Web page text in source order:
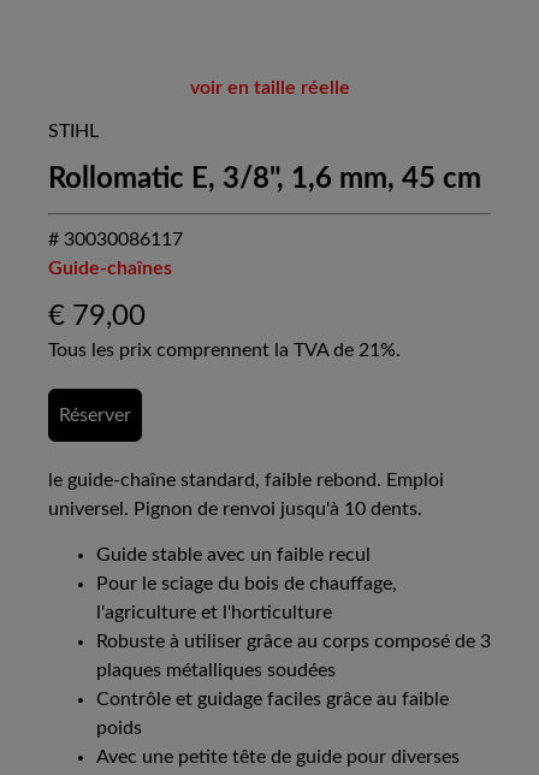
voir en taille réelle
STIHL
Rollomatic E, 3/8", 1,6 mm, 45 cm
# 30030086117
Guide-chaînes
€ 79,00
Tous les prix comprennent la TVA de 21%.
Réserver
le guide-chaîne standard, faible rebond. Emploi
universel. Pignon de renvoi jusqu'à 10 dents.
Guide stable avec un faible recul
Pour le sciage du bois de chauffage,
l'agriculture et l'horticulture
Robuste à utiliser grâce au corps composé de 3
plaques métalliques soudées
Contrôle et guidage faciles grâce au faible
poids
Avec une petite tête de guide pour diverses